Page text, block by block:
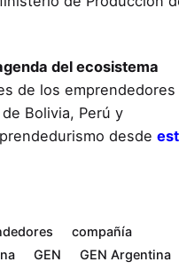
del ecosistema
de los emprendedores
Bolivia, Perú y
desde
compañía
GEN
GEN Argentina